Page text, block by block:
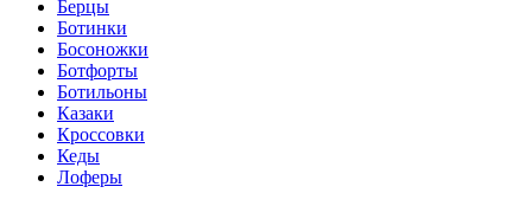
Берцы
Ботинки
Босоножки
Ботфорты
Ботильоны
Казаки
Кроссовки
Кеды
Лоферы